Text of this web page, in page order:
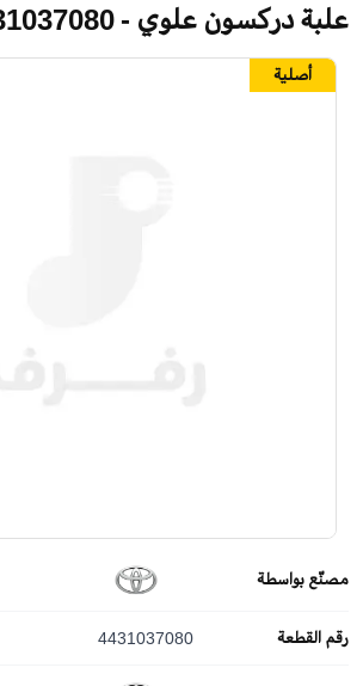
علبة دركسون علوي - 4431037080
مصنّع بواسطة
رقم القطعة 4431037080
أصلية